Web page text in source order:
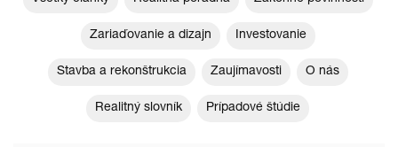
Zariaďovanie a dizajn Investovanie
Stavba a rekonštrukcia Zaujímavosti O nás
Realitný slovník Prípadové štúdie